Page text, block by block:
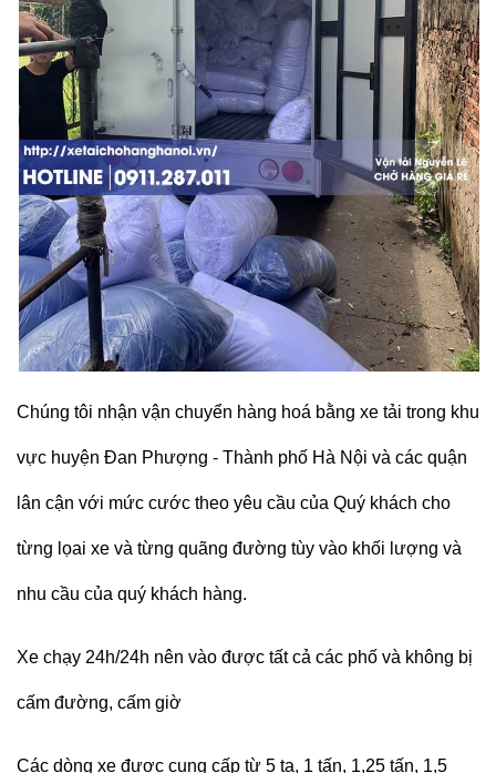
Chúng tôi nhận vận chuyển hàng hoá bằng xe tải trong khu
vực huyện Đan Phượng - Thành phố Hà Nội và các quận
lân cận với mức cước theo yêu cầu của Quý khách cho
từng lọai xe và từng quãng đường tùy vào khối lượng và
nhu cầu của quý khách hàng.
Xe chạy 24h/24h nên vào được tất cả các phố và không bị
cấm đường, cấm giờ
Các dòng xe được cung cấp từ 5 tạ, 1 tấn, 1,25 tấn, 1,5